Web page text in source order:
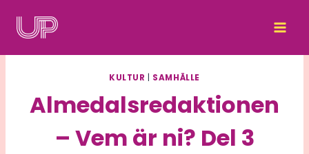
KULTUR SAMHÄLLE
Almedalsredaktionen
– Vem är ni? Del 3